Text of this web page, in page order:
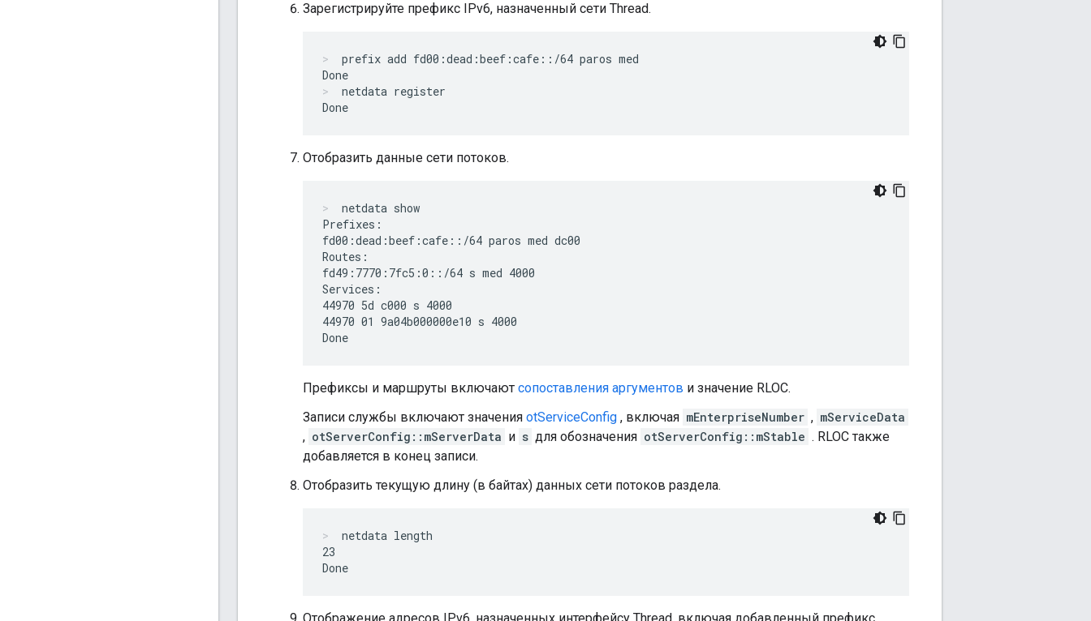
Зарегистрируйте префикс IPv6, назначенный сети Thread.
prefix add fd00:dead:beef:cafe::/64 paros med
netdata register
Отобразить данные сети потоков.
netdata show
Prefixes:
fd00:dead:beef:cafe::/64 paros med dc00
Routes:
fd49:7770:7fc5:0::/64 s med 4000
Services:
44970 5d c000 s 4000
44970 01 9a04b000000e10 s 4000
Префиксы и маршруты включают сопоставления аргументов и значение RLOC.
Записи службы включают значения otServiceConfig , включая mEnterpriseNumber , mServiceData
, otServerConfig::mServerData и s для обозначения otServerConfig::mStable . RLOC также
добавляется в конец записи.
Отобразить текущую длину (в байтах) данных сети потоков раздела.
netdata length
23